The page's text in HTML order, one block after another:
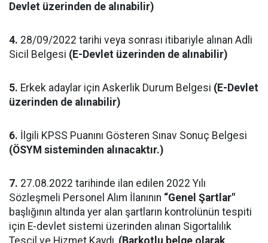
Devlet üzerinden de alınabilir)
4. 28/09/2022 tarihi veya sonrası itibariyle alınan Adli
Sicil Belgesi (E-Devlet üzerinden de alınabilir)
5. Erkek adaylar için Askerlik Durum Belgesi (E-Devlet
üzerinden de alınabilir)
6. İlgili KPSS Puanını Gösteren Sınav Sonuç Belgesi
(ÖSYM sisteminden alınacaktır.)
7. 27.08.2022 tarihinde ilan edilen 2022 Yılı
Sözleşmeli Personel Alım İlanının “Genel Şartlar"
başlığının altında yer alan şartların kontrolünün tespiti
için E-devlet sistemi üzerinden alınan Sigortalılık